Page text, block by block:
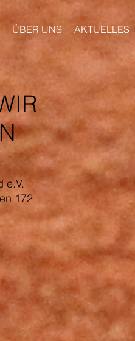
ÜBER UNS AKTUELLES
e.V.
172